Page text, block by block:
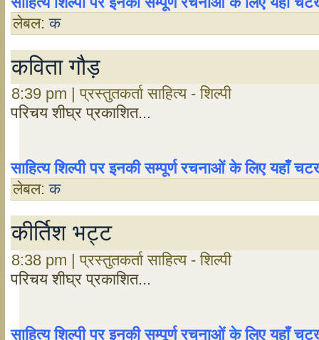
लेबल:क
कविता गौड़
8:39 pm | प्रस्तुतकर्ता साहित्य - शिल्पी
परिचय शीघ्र प्रकाशित...
साहित्य शिल्पी पर इनकी सम्पूर्ण रचनाओं के लिए यहाँ
लेबल:क
कीर्तिश भट्ट
8:38 pm | प्रस्तुतकर्ता साहित्य - शिल्पी
परिचय शीघ्र प्रकाशित...
साहित्य शिल्पी पर इनकी सम्पूर्ण रचनाओं के लिए यहाँ